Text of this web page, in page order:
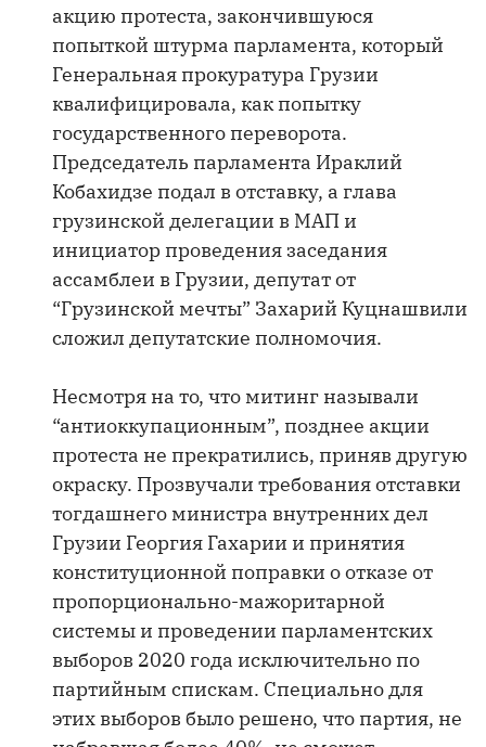
акцию протеста, закончившуюся
попыткой штурма парламента, который
Генеральная прокуратура Грузии
квалифицировала, как попытку
государственного переворота.
Председатель парламента Ираклий
Кобахидзе подал в отставку, а глава
грузинской делегации в МАП и
инициатор проведения заседания
ассамблеи в Грузии, депутат от
“Грузинской мечты” Захарий Куцнашвили
сложил депутатские полномочия.
Несмотря на то, что митинг называли
“антиоккупационным”, позднее акции
протеста не прекратились, приняв другую
окраску. Прозвучали требования отставки
тогдашнего министра внутренних дел
Грузии Георгия Гахарии и принятия
конституционной поправки о отказе от
пропорционально-мажоритарной
системы и проведении парламентских
выборов 2020 года исключительно по
партийным спискам. Специально для
этих выборов было решено, что партия, не